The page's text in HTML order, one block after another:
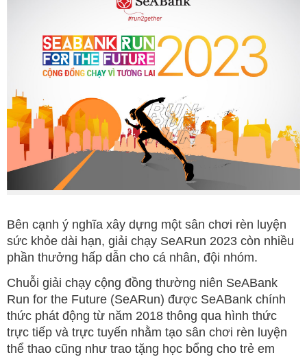
Bên cạnh ý nghĩa xây dựng một sân chơi rèn luyện
sức khỏe dài hạn, giải chạy SeARun 2023 còn nhiều
phần thưởng hấp dẫn cho cá nhân, đội nhóm.
Chuỗi giải chạy cộng đồng thường niên SeABank
Run for the Future (SeARun) được SeABank chính
thức phát động từ năm 2018 thông qua hình thức
trực tiếp và trực tuyến nhằm tạo sân chơi rèn luyện
thể thao cũng như trao tặng học bổng cho trẻ em